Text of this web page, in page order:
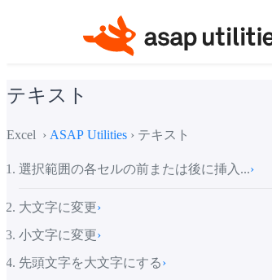
テキスト
Excel › ASAP Utilities › テキスト
選択範囲の各セルの前または後に挿入...›
大文字に変更›
小文字に変更›
先頭文字を大文字にする›